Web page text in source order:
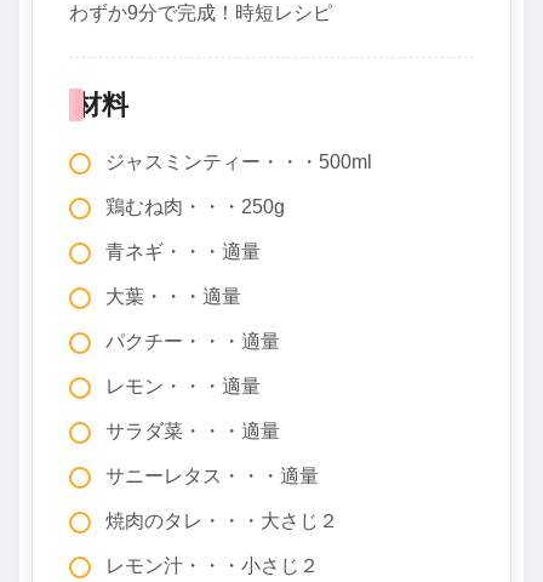
わずか9分で完成！時短レシピ
材料
ジャスミンティー・・・500ml
鶏むね肉・・・250g
青ネギ・・・適量
大葉・・・適量
パクチー・・・適量
レモン・・・適量
サラダ菜・・・適量
サニーレタス・・・適量
焼肉のタレ・・・大さじ２
レモン汁・・・小さじ２